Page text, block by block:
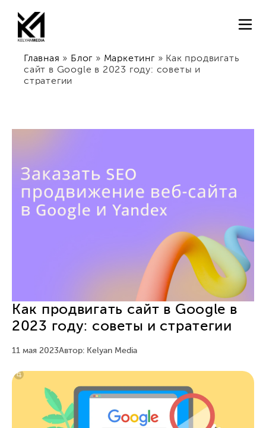
Главная » Блог » Маркетинг» Как продвигать
сайт в Google в 2023 году: советы и
стратегии
Как продвигать сайт в Google в
2023 году: советы и стратегии
11 мая 2023Автор: Kelyan Media